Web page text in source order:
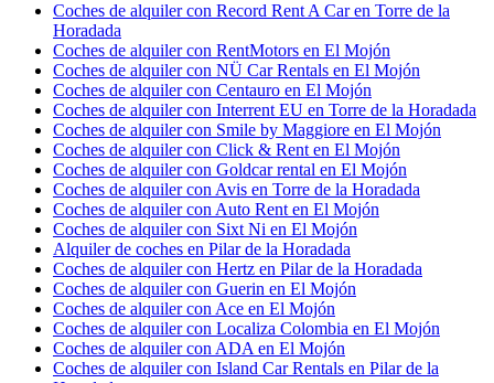
Coches de alquiler con Record Rent A Car en Torre de la
Horadada
Coches de alquiler con RentMotors en El Mojón
Coches de alquiler con NÜ Car Rentals en El Mojón
Coches de alquiler con Centauro en El Mojón
Coches de alquiler con Interrent EU en Torre de la Horadada
Coches de alquiler con Smile by Maggiore en El Mojón
Coches de alquiler con Click & Rent en El Mojón
Coches de alquiler con Goldcar rental en El Mojón
Coches de alquiler con Avis en Torre de la Horadada
Coches de alquiler con Auto Rent en El Mojón
Coches de alquiler con Sixt Ni en El Mojón
Alquiler de coches en Pilar de la Horadada
Coches de alquiler con Hertz en Pilar de la Horadada
Coches de alquiler con Guerin en El Mojón
Coches de alquiler con Ace en El Mojón
Coches de alquiler con Localiza Colombia en El Mojón
Coches de alquiler con ADA en El Mojón
Coches de alquiler con Island Car Rentals en Pilar de la